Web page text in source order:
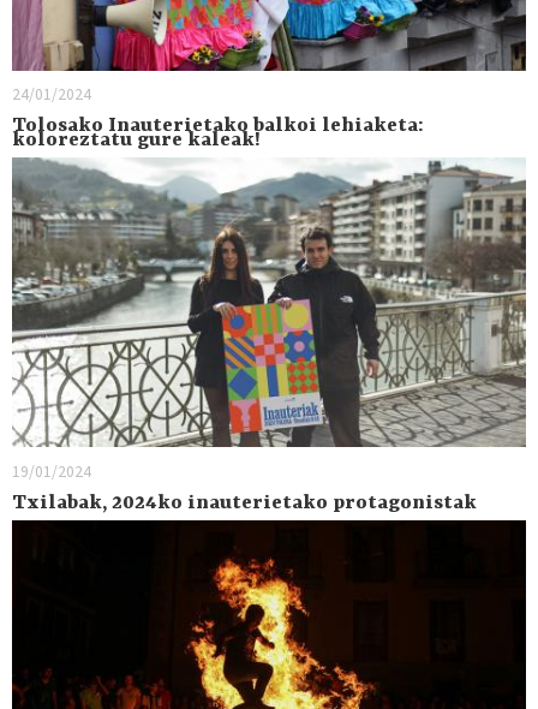
24/01/2024
Tolosako Inauterietako balkoi lehiaketa:
koloreztatu gure kaleak!
19/01/2024
Txilabak, 2024ko inauterietako protagonistak